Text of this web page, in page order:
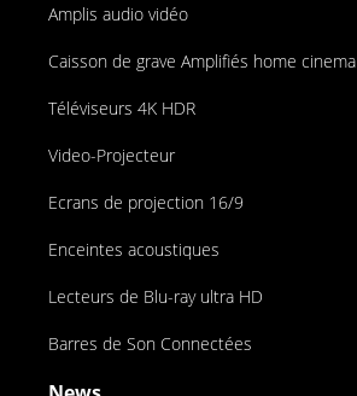
Amplis audio vidéo
Caisson de grave Amplifiés home cinema
Téléviseurs 4K HDR
Video-Projecteur
Ecrans de projection 16/9
Enceintes acoustiques
Lecteurs de Blu-ray ultra HD
Barres de Son Connectées